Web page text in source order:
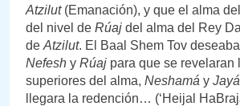
Atzilut(Emanación), y que el alma del
del nivel de Rúaj del alma del Rey
de Atzilut. El Baal Shem Tov
Nefesh y Rúaj para que se revelaran
superiores del alma, Neshamá y Jayá
llegara la redención… (‘Heijal